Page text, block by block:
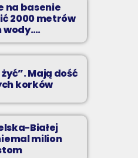
film
na basenie
2000 metrów
wody.
i ogromna
Mają dość
korków
Białej
milion